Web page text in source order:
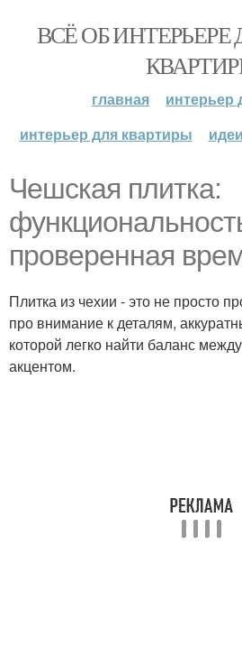
ВСЁ ОБ
главная
интерьер
интерьер для квартиры
Чешская плитка:
проверенная
Плитка из чехии - это не просто
про внимание к деталям,
которой легко найти баланс
акцентом.